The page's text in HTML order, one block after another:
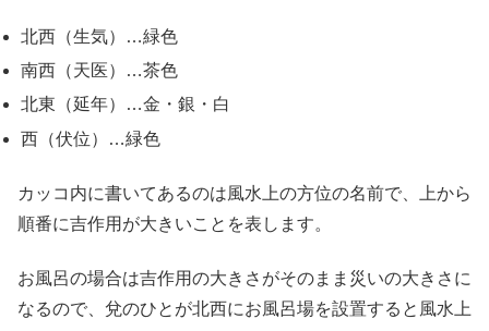
北西（生気）…緑色
南西（天医）…茶色
北東（延年）…金・銀・白
西（伏位）…緑色
カッコ内に書いてあるのは風水上の方位の名前で、上から
順番に吉作用が大きいことを表します。
お風呂の場合は吉作用の大きさがそのまま災いの大きさに
なるので、兌のひとが北西にお風呂場を設置すると風水上